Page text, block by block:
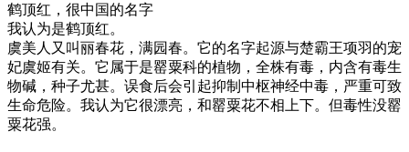
鹤顶红，很中国的名字
我认为是鹤顶红。
虞美人又叫丽春花，满园春。它的名字起源与楚霸王项羽的宠
妃虞姬有关。它属于是罂粟科的植物，全株有毒，内含有毒生
物碱，种子尤甚。误食后会引起抑制中枢神经中毒，严重可致
生命危险。我认为它很漂亮，和罂粟花不相上下。但毒性没罂
粟花强。